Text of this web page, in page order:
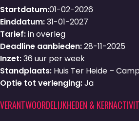
Startdatum:01-02-2026
Einddatum:31-01-2027
Tarief:in overleg
Deadline aanbieden:28-11-2025
Inzet:36 uur per week
Standplaats: Huis Ter Heide –
Optie tot verlenging:Ja
VERANTWOORDELIJKHEDEN &